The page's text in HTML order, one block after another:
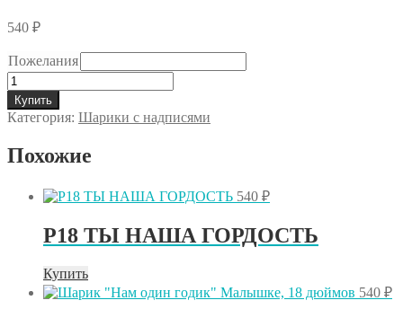
540 ₽
Пожелания
Количество
товара
три
кота
круг
Купить
Категория: Шарики с надписями
Похожие
540 ₽
Р18 ТЫ НАША ГОРДОСТЬ
Купить
540 ₽